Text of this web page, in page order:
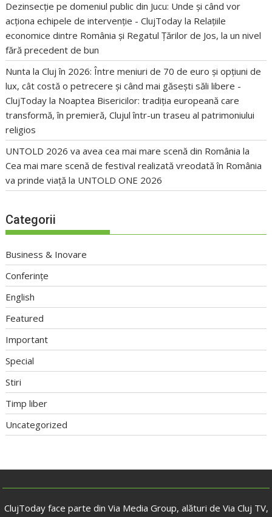
Dezinsecție pe domeniul public din Jucu: Unde și când vor
acționa echipele de intervenție - ClujToday la Relațiile
economice dintre România și Regatul Țărilor de Jos, la un nivel
fără precedent de bun
Nunta la Cluj în 2026: Între meniuri de 70 de euro și opțiuni de
lux, cât costă o petrecere și când mai găsești săli libere -
ClujToday la Noaptea Bisericilor: tradiția europeană care
transformă, în premieră, Clujul într-un traseu al patrimoniului
religios
UNTOLD 2026 va avea cea mai mare scenă din România la
Cea mai mare scenă de festival realizată vreodată în România
va prinde viață la UNTOLD ONE 2026
Categorii
Business & Inovare
Conferințe
English
Featured
Important
Special
Stiri
Timp liber
Uncategorized
ClujToday face parte din Via Media Group, alături de Via Cluj TV,